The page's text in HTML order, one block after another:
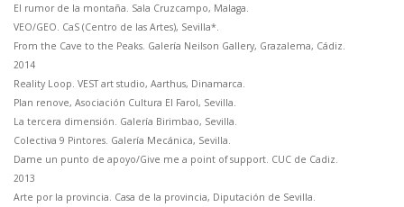
El rumor de la montaña. Sala Cruzcampo, Malaga.
VEO/GEO. CaS (Centro de las Artes), Sevilla*.
From the Cave to the Peaks. Galería Neilson Gallery, Grazalema, Cádiz.
2014
Reality Loop. VEST art studio, Aarthus, Dinamarca.
Plan renove, Asociación Cultura El Farol, Sevilla.
La tercera dimensión. Galería Birimbao, Sevilla.
Colectiva 9 Pintores. Galería Mecánica, Sevilla.
Dame un punto de apoyo/Give me a point of support. CUC de Cadiz.
2013
Arte por la provincia. Casa de la provincia, Diputación de Sevilla.